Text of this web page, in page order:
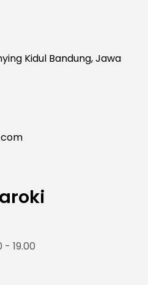
Kidul Bandung, Jawa
- 19.00